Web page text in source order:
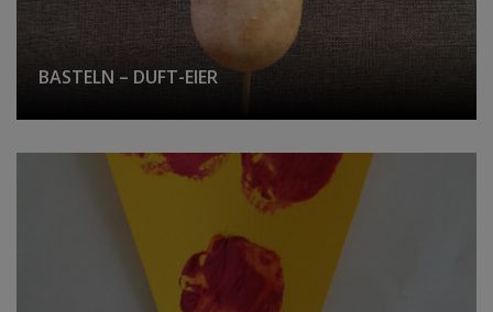
BASTELN – DUFT-EIER